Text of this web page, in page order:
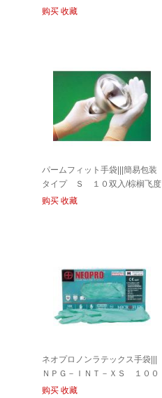
Ｐ/Zetekkusu手套35厘米| | |
购买 收藏
パームフィット手袋|||簡易包装
タイプ Ｓ １０双入/棕榈飞度
手套| | | | |简易包装的S型10双输
购买 收藏
ネオプロノンラテックス手袋|||
ＮＰＧ－ＩＮＴ－ＸＳ １００
入/
购买 收藏